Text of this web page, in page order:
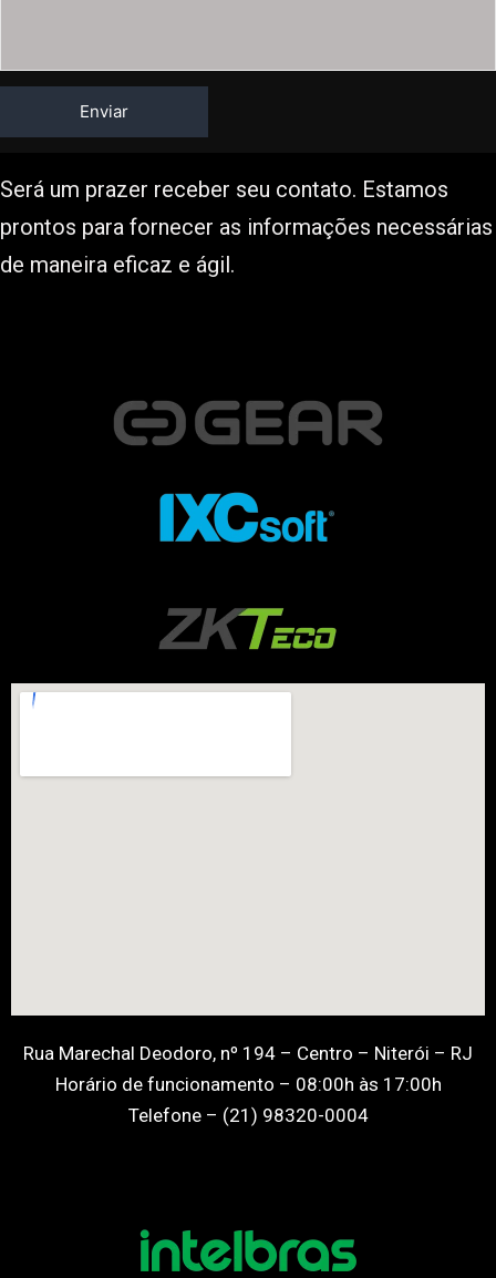
Será um prazer receber seu contato. Estamos
prontos para fornecer as informações necessárias
de maneira eficaz e ágil.
Rua Marechal Deodoro, nº 194 – Centro – Niterói – RJ
Horário de funcionamento – 08:00h às 17:00h
Telefone – (21) 98320-0004